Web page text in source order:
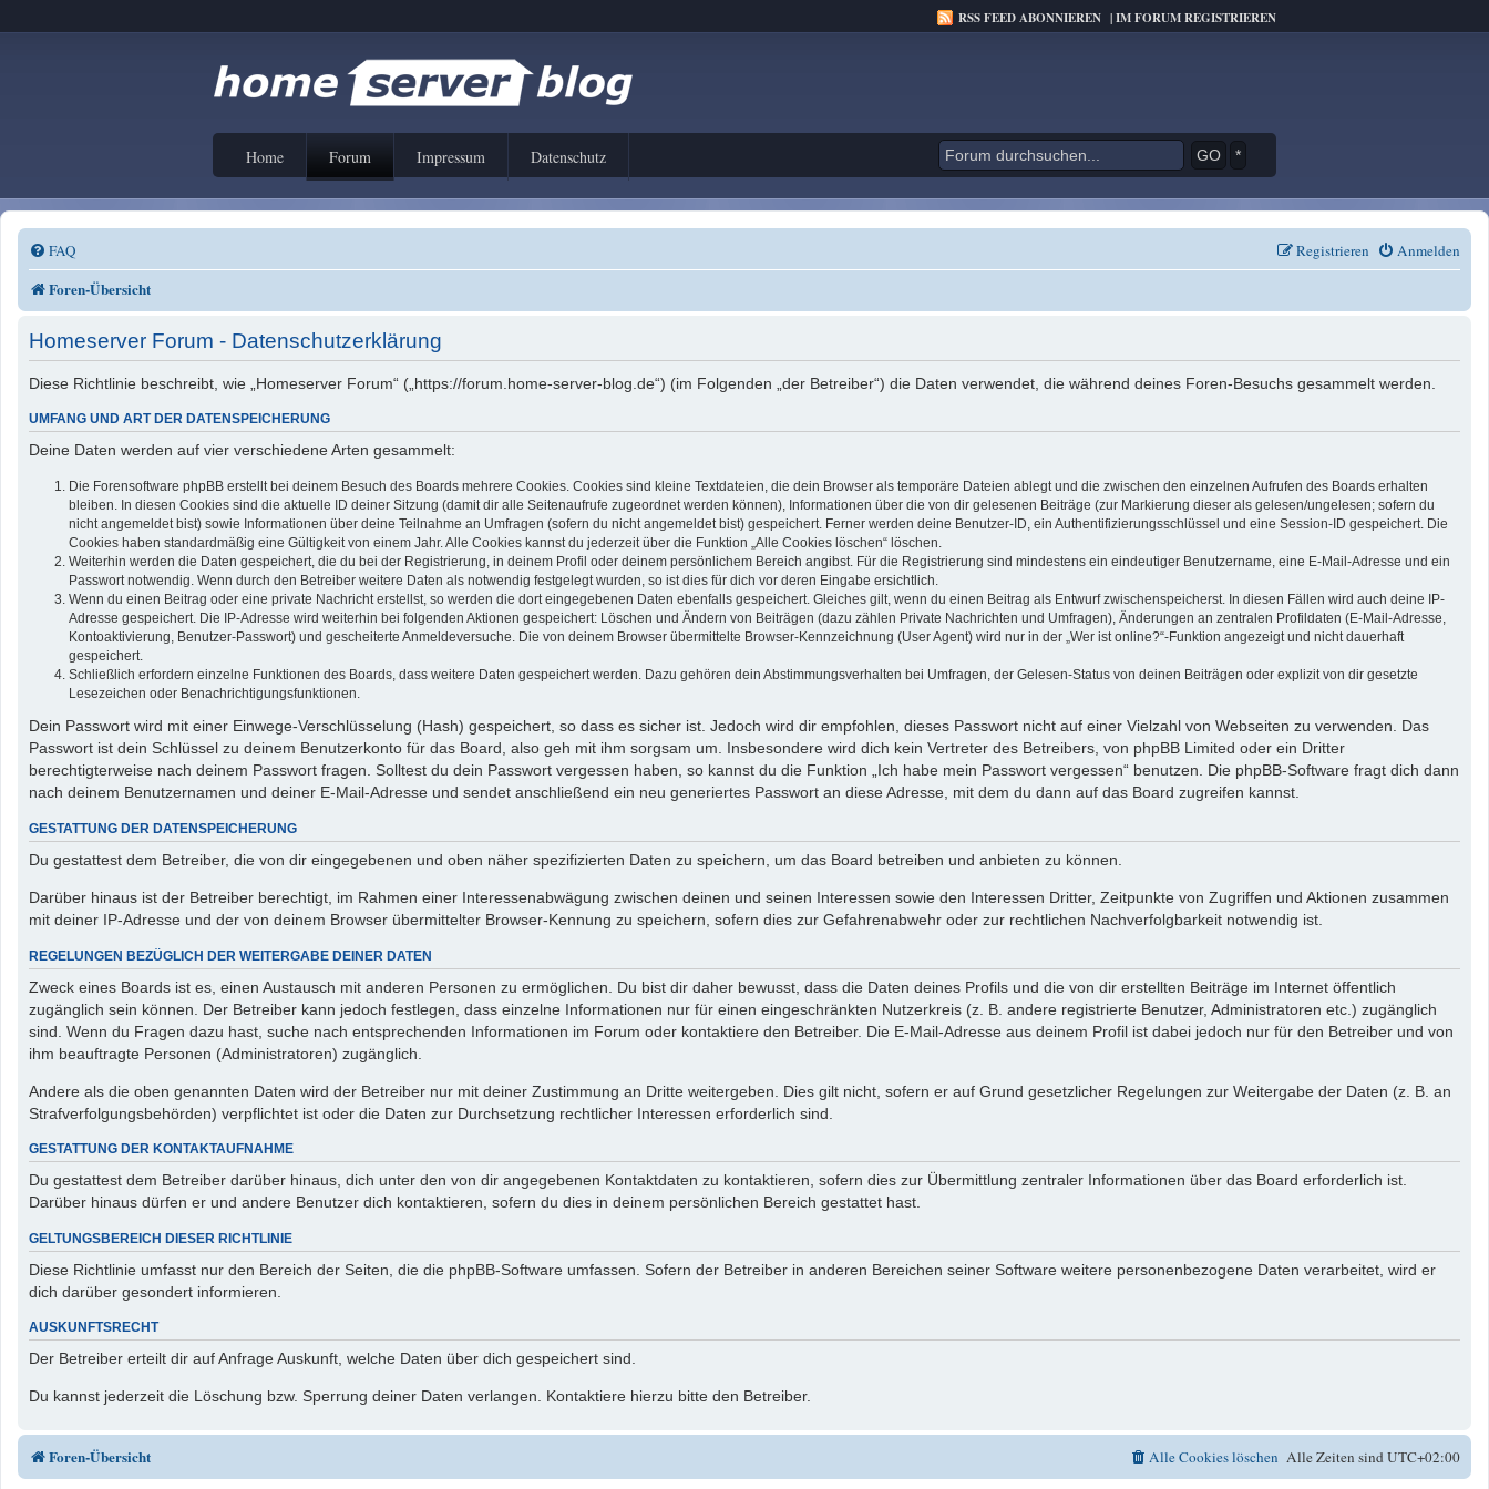
RSS FEED ABONNIEREN |IM FORUM REGISTRIEREN
Home Forum Impressum Datenschutz *
FAQ Anmelden
Registrieren
Foren-Übersicht
Homeserver Forum - Datenschutzerklärung
Diese Richtlinie beschreibt, wie „Homeserver Forum“ („https://forum.home-server-blog.de“) (im Folgenden „der Betreiber“) die Daten verwendet, die während deines Foren-Besuchs gesammelt werden.
UMFANG UND ART DER DATENSPEICHERUNG
Deine Daten werden auf vier verschiedene Arten gesammelt:
Die Forensoftware phpBB erstellt bei deinem Besuch des Boards mehrere Cookies. Cookies sind kleine Textdateien, die dein Browser als temporäre Dateien ablegt und die zwischen den einzelnen Aufrufen des Boards erhalten
bleiben. In diesen Cookies sind die aktuelle ID deiner Sitzung (damit dir alle Seitenaufrufe zugeordnet werden können), Informationen über die von dir gelesenen Beiträge (zur Markierung dieser als gelesen/ungelesen; sofern du
nicht angemeldet bist) sowie Informationen über deine Teilnahme an Umfragen (sofern du nicht angemeldet bist) gespeichert. Ferner werden deine Benutzer-ID, ein Authentifizierungsschlüssel und eine Session-ID gespeichert. Die
Cookies haben standardmäßig eine Gültigkeit von einem Jahr. Alle Cookies kannst du jederzeit über die Funktion „Alle Cookies löschen“ löschen.
Weiterhin werden die Daten gespeichert, die du bei der Registrierung, in deinem Profil oder deinem persönlichem Bereich angibst. Für die Registrierung sind mindestens ein eindeutiger Benutzername, eine E-Mail-Adresse und ein
Passwort notwendig. Wenn durch den Betreiber weitere Daten als notwendig festgelegt wurden, so ist dies für dich vor deren Eingabe ersichtlich.
Wenn du einen Beitrag oder eine private Nachricht erstellst, so werden die dort eingegebenen Daten ebenfalls gespeichert. Gleiches gilt, wenn du einen Beitrag als Entwurf zwischenspeicherst. In diesen Fällen wird auch deine IP-
Adresse gespeichert. Die IP-Adresse wird weiterhin bei folgenden Aktionen gespeichert: Löschen und Ändern von Beiträgen (dazu zählen Private Nachrichten und Umfragen), Änderungen an zentralen Profildaten (E-Mail-Adresse,
Kontoaktivierung, Benutzer-Passwort) und gescheiterte Anmeldeversuche. Die von deinem Browser übermittelte Browser-Kennzeichnung (User Agent) wird nur in der „Wer ist online?“-Funktion angezeigt und nicht dauerhaft
gespeichert.
Schließlich erfordern einzelne Funktionen des Boards, dass weitere Daten gespeichert werden. Dazu gehören dein Abstimmungsverhalten bei Umfragen, der Gelesen-Status von deinen Beiträgen oder explizit von dir gesetzte
Lesezeichen oder Benachrichtigungsfunktionen.
Dein Passwort wird mit einer Einwege-Verschlüsselung (Hash) gespeichert, so dass es sicher ist. Jedoch wird dir empfohlen, dieses Passwort nicht auf einer Vielzahl von Webseiten zu verwenden. Das
Passwort ist dein Schlüssel zu deinem Benutzerkonto für das Board, also geh mit ihm sorgsam um. Insbesondere wird dich kein Vertreter des Betreibers, von phpBB Limited oder ein Dritter
berechtigterweise nach deinem Passwort fragen. Solltest du dein Passwort vergessen haben, so kannst du die Funktion „Ich habe mein Passwort vergessen“ benutzen. Die phpBB-Software fragt dich dann
nach deinem Benutzernamen und deiner E-Mail-Adresse und sendet anschließend ein neu generiertes Passwort an diese Adresse, mit dem du dann auf das Board zugreifen kannst.
GESTATTUNG DER DATENSPEICHERUNG
Du gestattest dem Betreiber, die von dir eingegebenen und oben näher spezifizierten Daten zu speichern, um das Board betreiben und anbieten zu können.
Darüber hinaus ist der Betreiber berechtigt, im Rahmen einer Interessenabwägung zwischen deinen und seinen Interessen sowie den Interessen Dritter, Zeitpunkte von Zugriffen und Aktionen zusammen
mit deiner IP-Adresse und der von deinem Browser übermittelter Browser-Kennung zu speichern, sofern dies zur Gefahrenabwehr oder zur rechtlichen Nachverfolgbarkeit notwendig ist.
REGELUNGEN BEZÜGLICH DER WEITERGABE DEINER DATEN
Zweck eines Boards ist es, einen Austausch mit anderen Personen zu ermöglichen. Du bist dir daher bewusst, dass die Daten deines Profils und die von dir erstellten Beiträge im Internet öffentlich
zugänglich sein können. Der Betreiber kann jedoch festlegen, dass einzelne Informationen nur für einen eingeschränkten Nutzerkreis (z. B. andere registrierte Benutzer, Administratoren etc.) zugänglich
sind. Wenn du Fragen dazu hast, suche nach entsprechenden Informationen im Forum oder kontaktiere den Betreiber. Die E-Mail-Adresse aus deinem Profil ist dabei jedoch nur für den Betreiber und von
ihm beauftragte Personen (Administratoren) zugänglich.
Andere als die oben genannten Daten wird der Betreiber nur mit deiner Zustimmung an Dritte weitergeben. Dies gilt nicht, sofern er auf Grund gesetzlicher Regelungen zur Weitergabe der Daten (z. B. an
Strafverfolgungsbehörden) verpflichtet ist oder die Daten zur Durchsetzung rechtlicher Interessen erforderlich sind.
GESTATTUNG DER KONTAKTAUFNAHME
Du gestattest dem Betreiber darüber hinaus, dich unter den von dir angegebenen Kontaktdaten zu kontaktieren, sofern dies zur Übermittlung zentraler Informationen über das Board erforderlich ist.
Darüber hinaus dürfen er und andere Benutzer dich kontaktieren, sofern du dies in deinem persönlichen Bereich gestattet hast.
GELTUNGSBEREICH DIESER RICHTLINIE
Diese Richtlinie umfasst nur den Bereich der Seiten, die die phpBB-Software umfassen. Sofern der Betreiber in anderen Bereichen seiner Software weitere personenbezogene Daten verarbeitet, wird er
dich darüber gesondert informieren.
AUSKUNFTSRECHT
Der Betreiber erteilt dir auf Anfrage Auskunft, welche Daten über dich gespeichert sind.
Du kannst jederzeit die Löschung bzw. Sperrung deiner Daten verlangen. Kontaktiere hierzu bitte den Betreiber.
Foren-Übersicht Alle Zeiten sindUTC+02:00
Alle Cookies löschen